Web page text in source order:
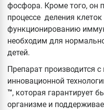
фосфора. Кроме того, он
процессе деления
функционированию
необходим для
детей.
Препарат производится
инновационной
™, которая гарантирует
организме и